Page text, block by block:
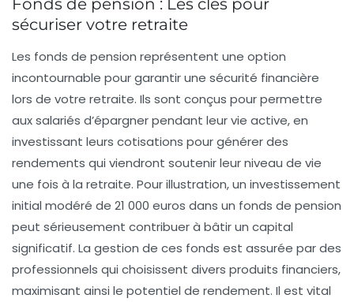
Fonds de pension : Les clés pour
sécuriser votre retraite
Les fonds de pension représentent une option
incontournable pour garantir une sécurité financière
lors de votre retraite. Ils sont conçus pour permettre
auxsalariés d’épargner pendant leur vie active, en
investissant leurs cotisations pour générer des
rendements qui viendront soutenir leur niveau de vie
une fois à la retraite. Pour illustration, un investissement
initial modéré de 21 000 euros dans un fonds de pension
peut sérieusement contribuer à bâtir un capital
significatif. La gestion de ces fonds est assurée par des
professionnels qui choisissent divers produits financiers,
maximisant ainsi le potentiel de rendement. Il est vital